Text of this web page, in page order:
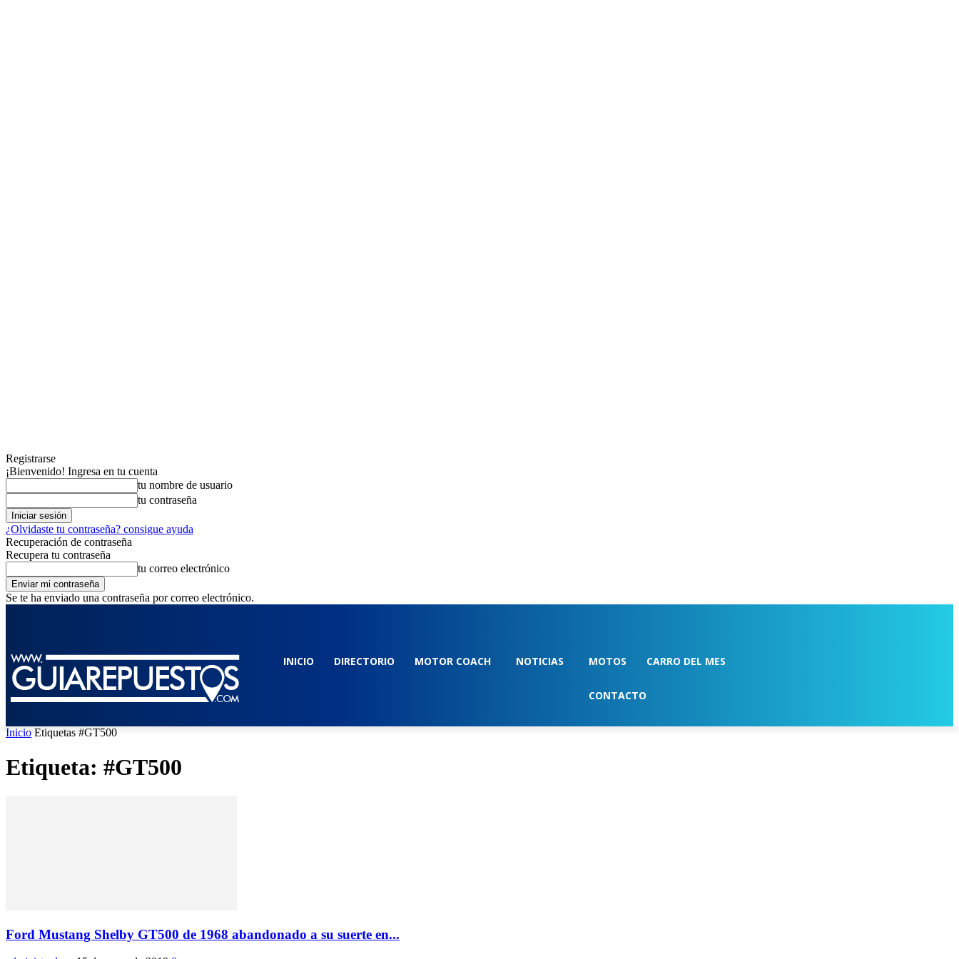
Registrarse
¡Bienvenido! Ingresa en tu cuenta
tu nombre de usuario
tu contraseña
¿Olvidaste tu contraseña? consigue ayuda
Recuperación de contraseña
Recupera tu contraseña
tu correo electrónico
Se te ha enviado una contraseña por correo electrónico.
INICIO DIRECTORIO MOTOR COACH NOTICIAS MOTOS CARRO DEL MES
CONTACTO
Inicio Etiquetas #GT500
Etiqueta: #GT500
Ford Mustang Shelby GT500 de 1968 abandonado a su suerte en...